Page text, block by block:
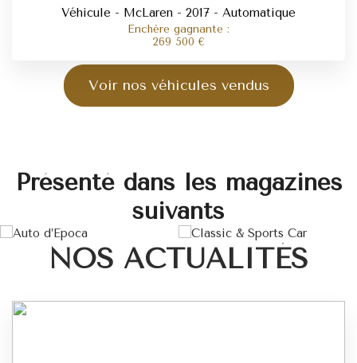
Véhicule - McLaren - 2017 - Automatique
Enchère gagnante :
269 500 €
Voir nos véhicules vendus
Présenté dans les magazines
suivants
NOS ACTUALITÉS